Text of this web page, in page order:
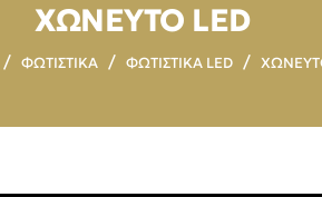
ΧΩΝΕΥΤΟ LED
ΦΩΤΙΣΤΙΚΑ ΦΩΤΙΣΤΙΚΑ LED